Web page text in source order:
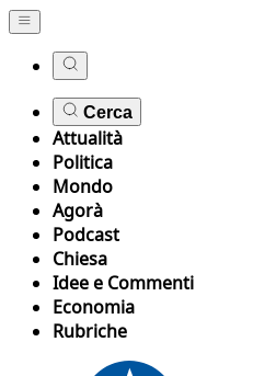
Cerca
Attualità
Politica
Mondo
Agorà
Podcast
Chiesa
Idee e Commenti
Economia
Rubriche